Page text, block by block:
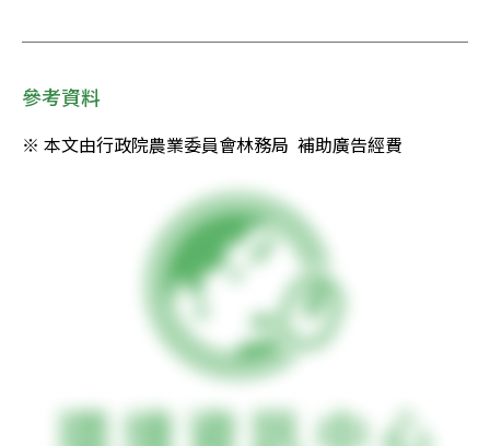
參考資料
※ 本文由行政院農業委員會林務局  補助廣告經費